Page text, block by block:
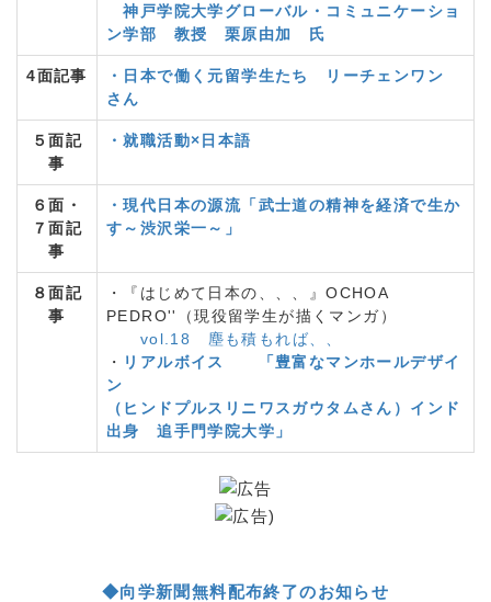
神戸学院大学グローバル・コミュニケーショ
ン学部 教授 栗原由加 氏
4面記事
・日本で働く元留学生たち リーチェンワン
さん
５面記
事
・就職活動×日本語
６面・
７面記
事
・現代日本の源流「武士道の精神を経済で生か
す～渋沢栄一～」
８面記
事
・『はじめて日本の、、、』OCHOA
PEDRO''（現役留学生が描くマンガ）
vol.18 塵も積もれば、、
・ リアルボイス 「豊富なマンホールデザイ
ン
（ヒンドプルスリニワスガウタムさん）インド
出身 追手門学院大学」
◆向学新聞無料配布終了のお知らせ